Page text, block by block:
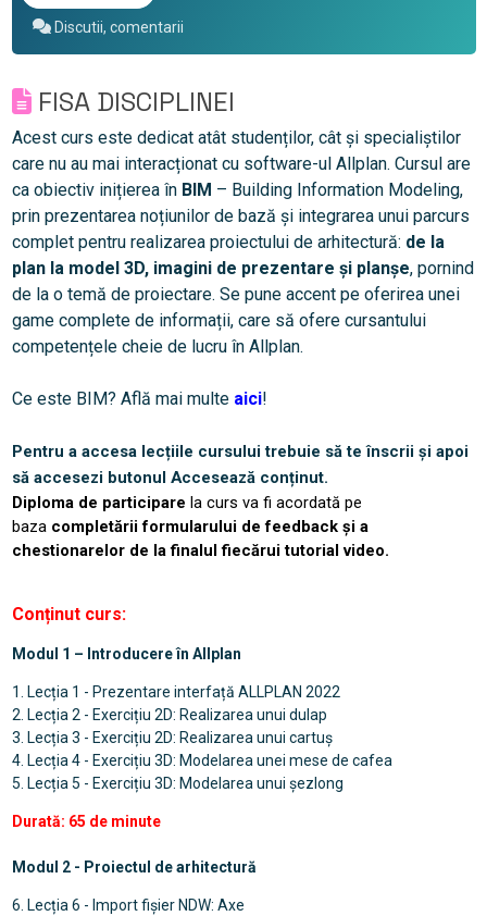
Discutii, comentarii
FISA DISCIPLINEI
Acest curs este dedicat atât studenților, cât și specialiștilor
care nu au mai interacționat cu software-ul Allplan. Cursul are
ca obiectiv inițierea în BIM – Building Information Modeling,
prin prezentarea noțiunilor de bază și integrarea unui parcurs
complet pentru realizarea proiectului de arhitectură: de la
plan la model 3D, imagini de prezentare și planșe, pornind
de la o temă de proiectare. Se pune accent pe oferirea unei
game complete de informații, care să ofere cursantului
competențele cheie de lucru în Allplan.
Ce este BIM? Află mai multe aici!
Pentru a accesa lecțiile cursului trebuie să te înscrii și apoi
să accesezi butonul Accesează conținut.
Diploma de participare la curs va fi acordată pe
baza completării formularului de feedback și a
chestionarelor de la finalul fiecărui tutorial video.
Conținut curs:
Modul 1 – Introducere în Allplan
1. Lecția 1 - Prezentare interfață ALLPLAN 2022
2. Lecția 2 - Exercițiu 2D: Realizarea unui dulap
3. Lecția 3 - Exercițiu 2D: Realizarea unui cartuș
4. Lecția 4 - Exercițiu 3D: Modelarea unei mese de cafea
5. Lecția 5 - Exercițiu 3D: Modelarea unui șezlong
Durată: 65 de minute
Modul 2 - Proiectul de arhitectură
6. Lecția 6 - Import fișier NDW: Axe